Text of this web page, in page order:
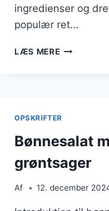
ingredienser og
populær ret…
LÆS MERE
OPSKRIFTER
Bønnesalat
grøntsager
Af 12. december